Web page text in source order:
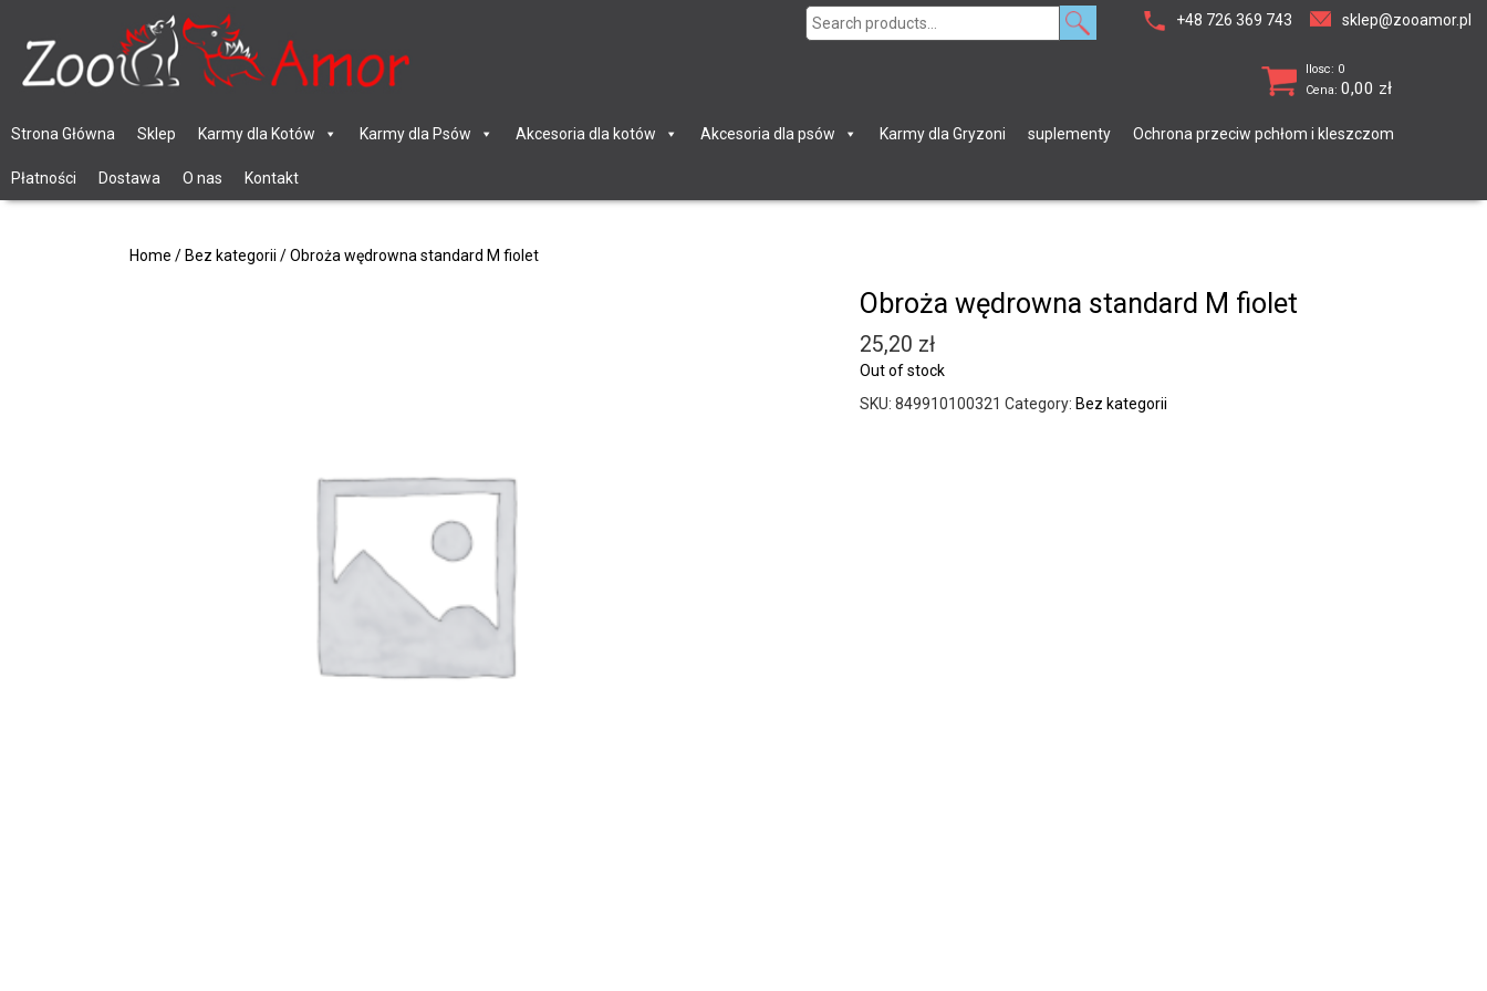
+48 726 369 743 sklep@zooamor.pl
Search
Ilosc: 0
Cena: 0,00 zł
Strona Główna Sklep Karmy dla Kotów Karmy dla Psów Akcesoria dla kotów Akcesoria dla psów Karmy dla Gryzoni suplementy Ochrona przeciw pchłom i kleszczom
Płatności Dostawa O nas Kontakt
Home / Bez kategorii / Obroża wędrowna standard M fiolet
Obroża wędrowna standard M fiolet
25,20 zł
Out of stock
SKU: 849910100321 Category: Bez kategorii